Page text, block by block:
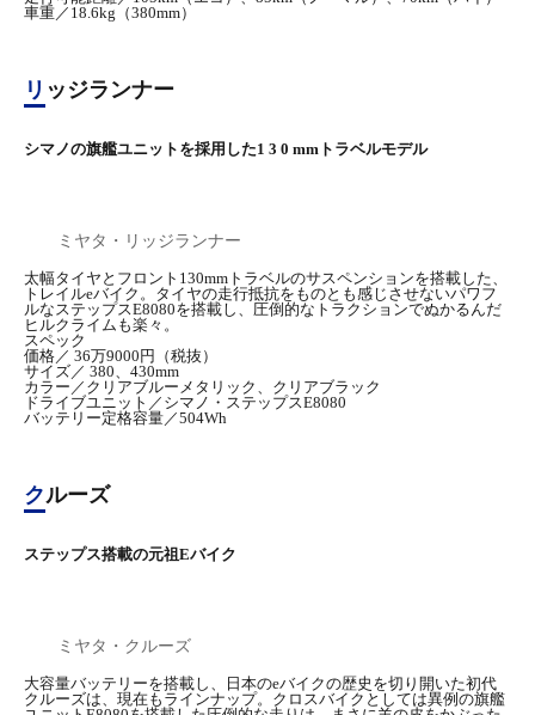
車重／18.6kg（380mm）
リッジランナー
シマノの旗艦ユニットを採用した1 3 0 mmトラベルモデル
ミヤタ・リッジランナー
太幅タイヤとフロント130mmトラベルのサスペンションを搭載した、
トレイルeバイク。タイヤの走行抵抗をものとも感じさせないパワフ
ルなステップスE8080を搭載し、圧倒的なトラクションでぬかるんだ
ヒルクライムも楽々。
スペック
価格／ 36万9000円（税抜）
サイズ／ 380、430mm
カラー／クリアブルーメタリック、クリアブラック
ドライブユニット／シマノ・ステップスE8080
バッテリー定格容量／504Wh
クルーズ
ステップス搭載の元祖Eバイク
ミヤタ・クルーズ
大容量バッテリーを搭載し、日本のeバイクの歴史を切り開いた初代
クルーズは、現在もラインナップ。クロスバイクとしては異例の旗艦